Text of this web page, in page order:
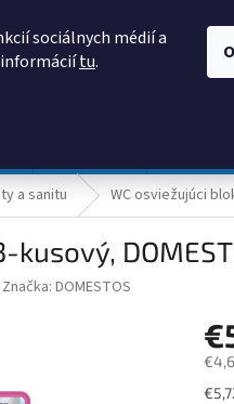
sociálnych médií a
informáciítu.
a sanitu WC osviežujúci
Značka: DOMESTOS